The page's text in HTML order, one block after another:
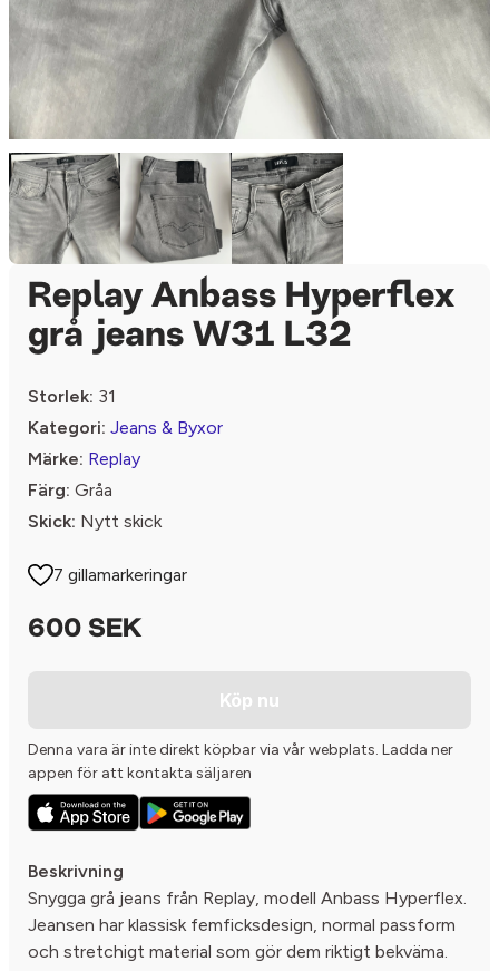
Replay Anbass Hyperflex
grå jeans W31 L32
Storlek: 31
Kategori: Jeans & Byxor
Märke: Replay
Färg: Gråa
Skick: Nytt skick
7 gillamarkeringar
600 SEK
Köp nu
Denna vara är inte direkt köpbar via vår webplats. Ladda ner
appen för att kontakta säljaren
Beskrivning
Snygga grå jeans från Replay, modell Anbass Hyperflex.
Jeansen har klassisk femficksdesign, normal passform
och stretchigt material som gör dem riktigt bekväma.